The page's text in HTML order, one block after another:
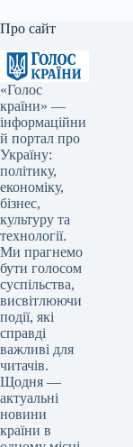
Про сайт
«Голос
країни» —
інформаційни
й портал про
Україну:
політику,
економіку,
бізнес,
культуру та
технології.
Ми прагнемо
бути голосом
суспільства,
висвітлюючи
події, які
справді
важливі для
читачів.
Щодня —
актуальні
новини
країни в